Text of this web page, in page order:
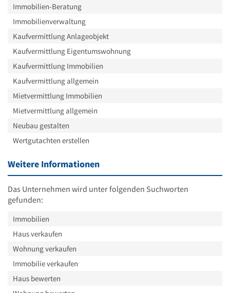
Immobilien-Beratung
Immobilienverwaltung
Kaufvermittlung Anlageobjekt
Kaufvermittlung Eigentumswohnung
Kaufvermittlung Immobilien
Kaufvermittlung allgemein
Mietvermittlung Immobilien
Mietvermittlung allgemein
Neubau gestalten
Wertgutachten erstellen
Weitere Informationen
Das Unternehmen wird unter folgenden Suchworten
gefunden:
Immobilien
Haus verkaufen
Wohnung verkaufen
Immobilie verkaufen
Haus bewerten